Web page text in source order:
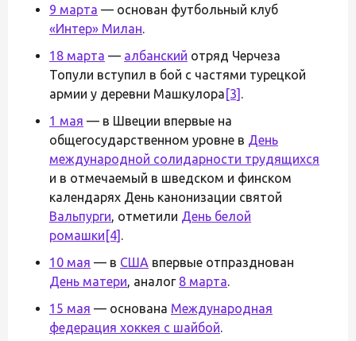
9 марта — основан футбольный клуб
«Интер» Милан.
18 марта — албанский отряд Черчеза
Топули вступил в бой с частями турецкой
армии у деревни Машкулора [3] .
1 мая — в Швеции впервые на
общегосударственном уровне в День
международной солидарности трудящихся
и в отмечаемый в шведском и финском
календарях День канонизации святой
Вальпурги, отметили День белой
ромашки [4] .
10 мая — в США впервые отпразднован
День матери, аналог 8 марта.
15 мая — основана Международная
федерация хоккея с шайбой.